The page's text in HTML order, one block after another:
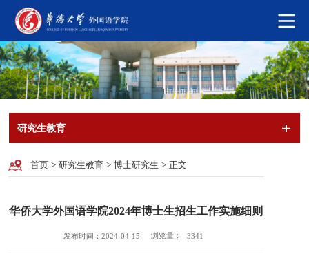
研究生教育
首页 > 研究生教育 > 博士研究生 > 正文
华侨大学外国语学院2024年博士生招生工作实施细则
发布时间：2024-04-15 浏览量： 3341